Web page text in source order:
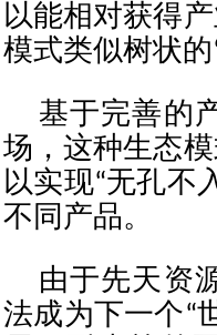
以能相对获得
模式类似树状的
基于完善的
场，这种生态
以实现“无孔不
不同产品。
由于先天资
法成为下一个“